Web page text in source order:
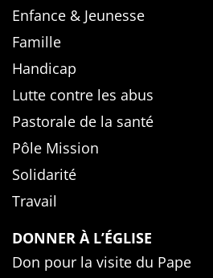
Enfance & Jeunesse
Famille
Handicap
Lutte contre les abus
Pastorale de la santé
Pôle Mission
Solidarité
Travail
DONNER À L’ÉGLISE
Don pour la visite du Pape